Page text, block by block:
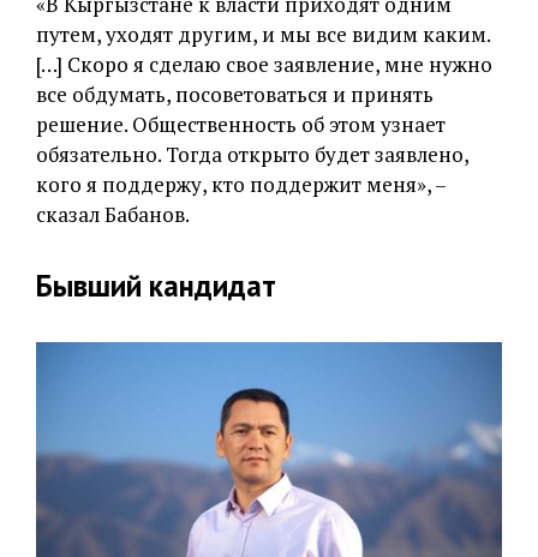
путем, уходят другим, и мы все видим каким.
[…] Скоро я сделаю свое заявление, мне нужно
все обдумать, посоветоваться и принять
решение. Общественность об этом узнает
обязательно. Тогда открыто будет заявлено,
кого я поддержу, кто поддержит меня», –
сказал Бабанов.
Бывший кандидат